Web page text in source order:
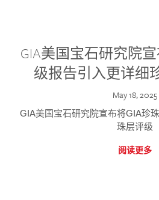
GIA美国宝石研究院
级报告引入更详细
May 18, 2025
GIA美国宝石研究院宣布将GIA珍
珠层评级
阅读更多